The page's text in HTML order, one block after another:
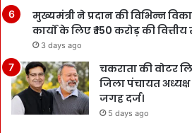
मुख्यमंत्री ने प्रदान की विभिन्न
कार्यों के लिए ₹ 150 करोड़ की वित्तीय
3 days ago
चकराता की वोटर
जिला पंचायत
जगह दर्ज।
5 days ago